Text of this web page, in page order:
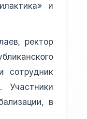
и
ректор
сотрудник
Участники
в